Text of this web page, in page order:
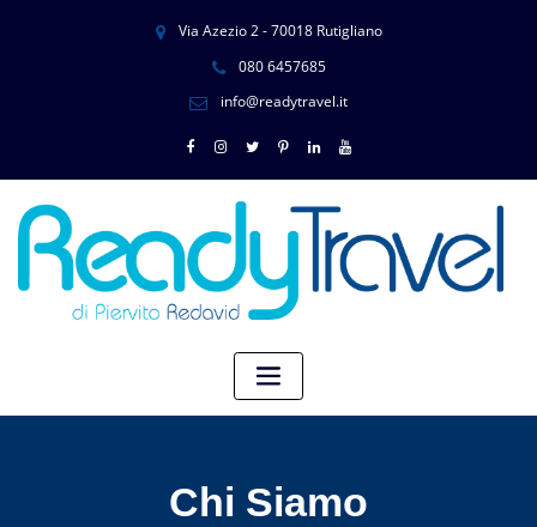
Via Azezio 2 - 70018 Rutigliano
080 6457685
info@readytravel.it
Chi Siamo